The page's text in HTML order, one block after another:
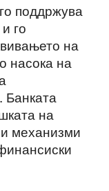
поддржува
го
на
насока на
Банката
на
механизми